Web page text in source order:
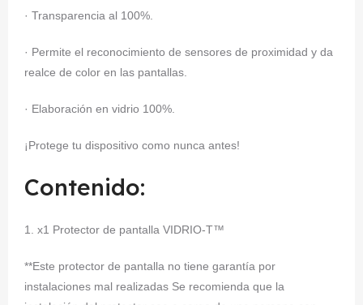
· Transparencia al 100%.
· Permite el reconocimiento de sensores de proximidad y da
realce de color en las pantallas.
· Elaboración en vidrio 100%.
¡Protege tu dispositivo como nunca antes!
Contenido:
1. x1 Protector de pantalla VIDRIO-T™
**Este protector de pantalla no tiene garantía por
instalaciones mal realizadas Se recomienda que la